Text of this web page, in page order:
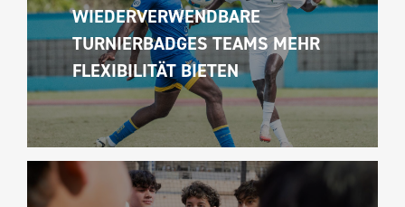
WIEDERVERWENDBARE
TURNIERBADGES TEAMS MEHR
FLEXIBILITÄT BIETEN